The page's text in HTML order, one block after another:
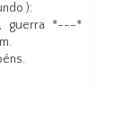
):
guerra *---*